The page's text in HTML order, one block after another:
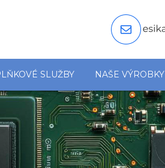
SLUŽBY NAŠE VÝROBKY